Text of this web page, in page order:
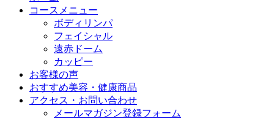
コースメニュー
ボディリンパ
フェイシャル
遠赤ドーム
カッピー
お客様の声
おすすめ美容・健康商品
アクセス・お問い合わせ
メールマガジン登録フォーム